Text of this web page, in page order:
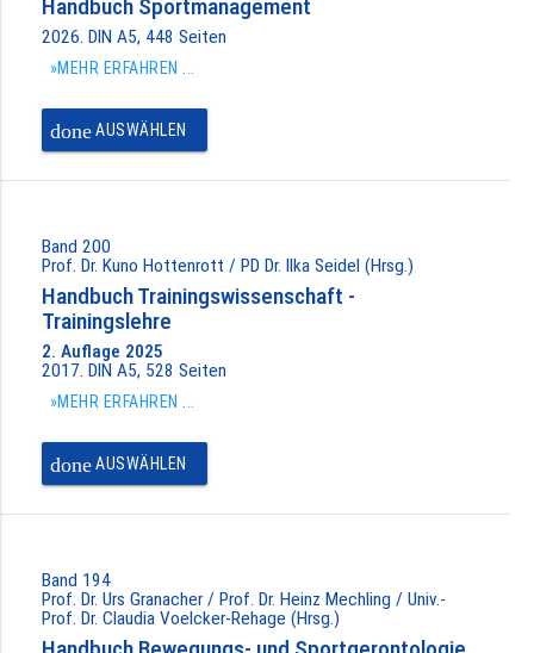
Handbuch Sportmanagement
2026. DIN A5, 448 Seiten
»MEHR ERFAHREN ...
doneAUSWÄHLEN
Band 200
Prof. Dr. Kuno Hottenrott / PD Dr. Ilka Seidel (Hrsg.)
Handbuch Trainingswissenschaft -
Trainingslehre
2. Auflage 2025
2017. DIN A5, 528 Seiten
»MEHR ERFAHREN ...
doneAUSWÄHLEN
Band 194
Prof. Dr. Urs Granacher / Prof. Dr. Heinz Mechling / Univ.-
Prof. Dr. Claudia Voelcker-Rehage (Hrsg.)